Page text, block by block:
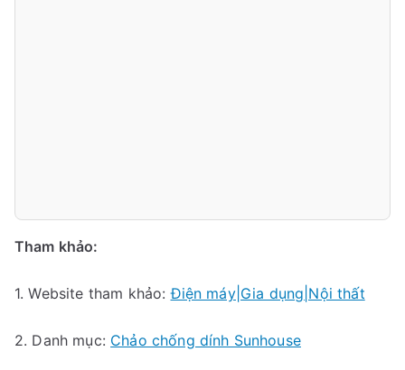
Tham khảo:
1. Website tham khảo:Điện máy|Gia dụng|Nội thất
2. Danh mục: Chảo chống dính Sunhouse